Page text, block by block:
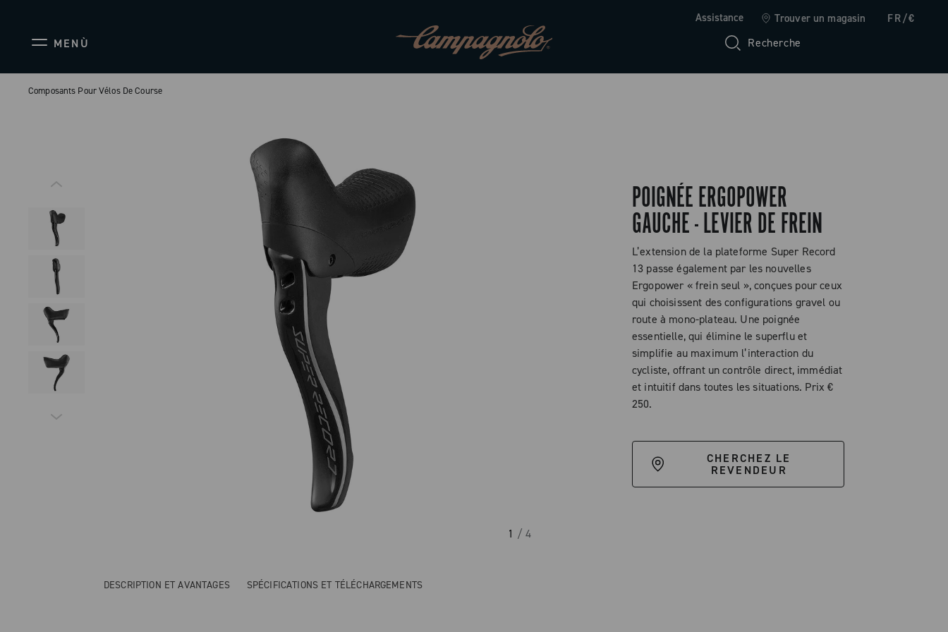
Assistance Trouver un magasin FR/€
MENÙ Recherche
Composants Pour Vélos De Course
1 / 4
POIGNÉE ERGOPOWER
GAUCHE - LEVIER DE FREIN
L’extension de la plateforme Super Record
13 passe également par les nouvelles
Ergopower « frein seul », conçues pour ceux
qui choisissent des configurations gravel ou
route à mono-plateau. Une poignée
essentielle, qui élimine le superflu et
simplifie au maximum l’interaction du
cycliste, offrant un contrôle direct, immédiat
et intuitif dans toutes les situations. Prix €
250.
CHERCHEZ LE
REVENDEUR
DESCRIPTION ET AVANTAGES SPÉCIFICATIONS ET TÉLÉCHARGEMENTS